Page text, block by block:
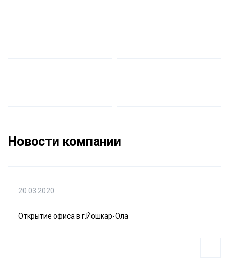
Новости компании
20.03.2020
Открытие офиса в г.Йошкар-Ола